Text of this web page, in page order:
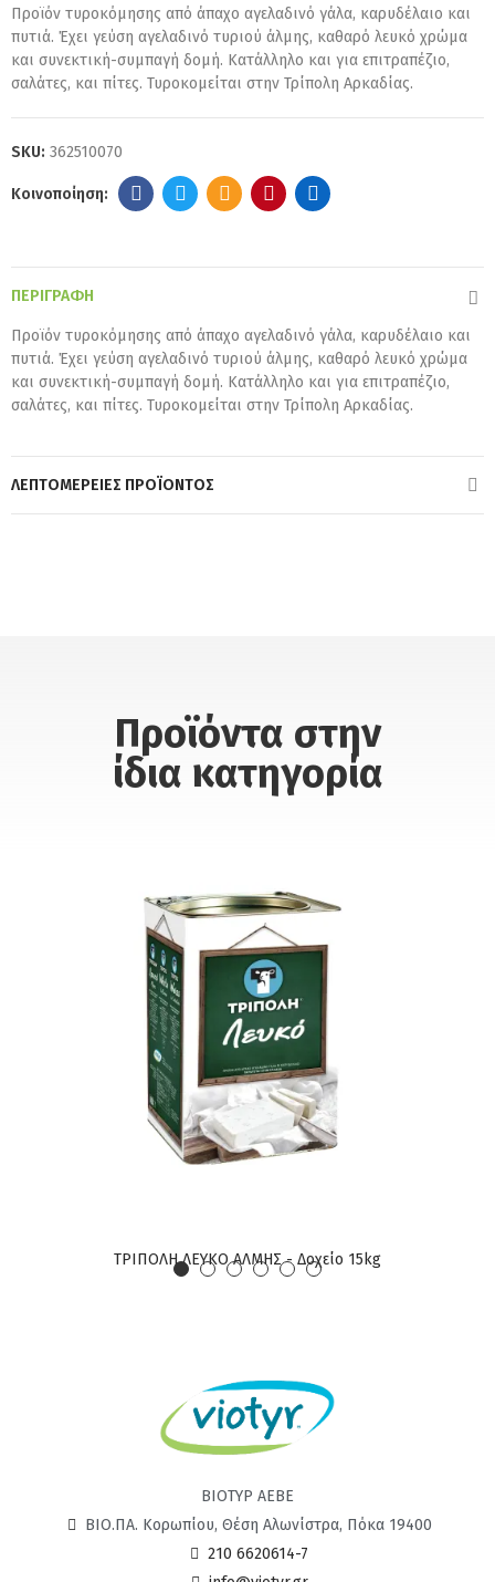
Προϊόν τυροκόμησης από άπαχο αγελαδινό γάλα, καρυδέλαιο και
πυτιά. Έχει γεύση αγελαδινό τυριού άλμης, καθαρό λευκό χρώμα
και συνεκτική-συμπαγή δομή. Κατάλληλο και για επιτραπέζιο,
σαλάτες, και πίτες. Τυροκομείται στην Τρίπολη Αρκαδίας.
SKU: 362510070
ΠΕΡΙΓΡΑΦΉ
Προϊόν τυροκόμησης από άπαχο αγελαδινό γάλα, καρυδέλαιο και
πυτιά. Έχει γεύση αγελαδινό τυριού άλμης, καθαρό λευκό χρώμα
και συνεκτική-συμπαγή δομή. Κατάλληλο και για επιτραπέζιο,
σαλάτες, και πίτες. Τυροκομείται στην Τρίπολη Αρκαδίας.
ΛΕΠΤΟΜΈΡΕΙΕΣ ΠΡΟΪΌΝΤΟΣ
Προϊόντα στην
ίδια κατηγορία
ΤΡΙΠΟΛΗ ΛΕΥΚΟ ΑΛΜΗΣ - Δοχείο 15kg
ΒΙΟΤΥΡ ΑΕΒΕ
ΒΙΟ.ΠΑ. Κορωπίου, Θέση Αλωνίστρα, Πόκα 19400
210 6620614-7